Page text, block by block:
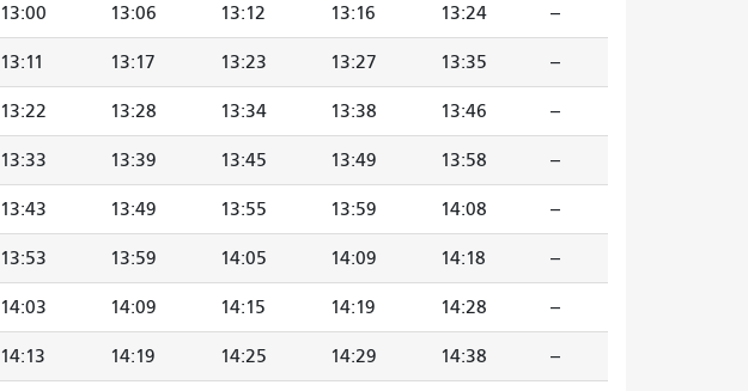
13:00 13:06 13:12 13:16 13:24 --
13:11 13:17 13:23 13:27 13:35 --
13:22 13:28 13:34 13:38 13:46 --
13:33 13:39 13:45 13:49 13:58 --
13:43 13:49 13:55 13:59 14:08 --
13:53 13:59 14:05 14:09 14:18 --
14:03 14:09 14:15 14:19 14:28 --
14:13 14:19 14:25 14:29 14:38 --